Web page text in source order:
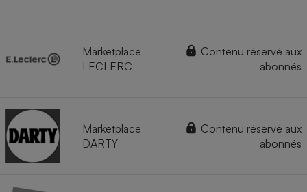
Marketplace
LECLERC
Contenu réservé aux
abonnés
Marketplace
DARTY
Contenu réservé aux
abonnés